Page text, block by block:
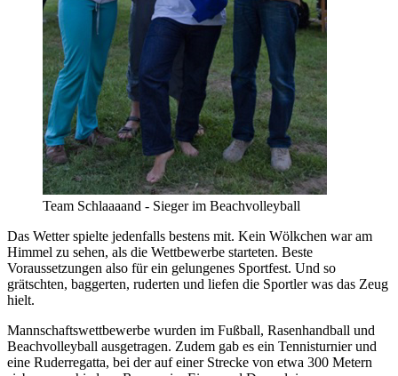
Team Schlaaaand - Sieger im Beachvolleyball
Das Wetter spielte jedenfalls bestens mit. Kein Wölkchen war am
Himmel zu sehen, als die Wettbewerbe starteten. Beste
Voraussetzungen also für ein gelungenes Sportfest. Und so
grätschten, baggerten, ruderten und liefen die Sportler was das Zeug
hielt.
Mannschaftswettbewerbe wurden im Fußball, Rasenhandball und
Beachvolleyball ausgetragen. Zudem gab es ein Tennisturnier und
eine Ruderregatta, bei der auf einer Strecke von etwa 300 Metern